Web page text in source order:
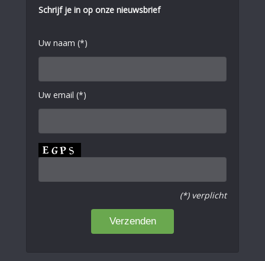
Schrijf je in op onze nieuwsbrief
Uw naam (*)
Uw email (*)
(*) verplicht